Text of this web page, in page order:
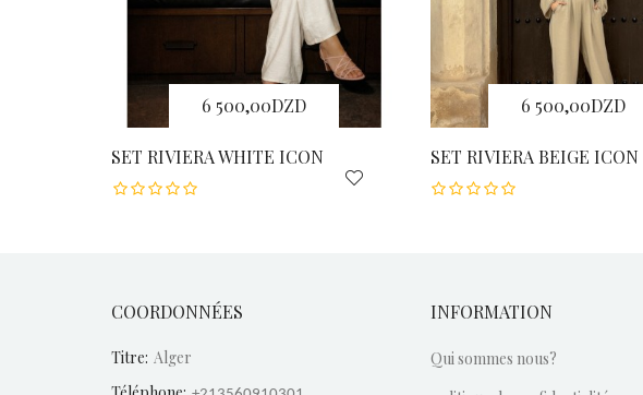
6 500,00DZD
SET RIVIERA WHITE ICON
6 500,00DZD
SET RIVIERA BEIGE ICON
COORDONNÉES
Titre: Alger
INFORMATION
Qui sommes nous?